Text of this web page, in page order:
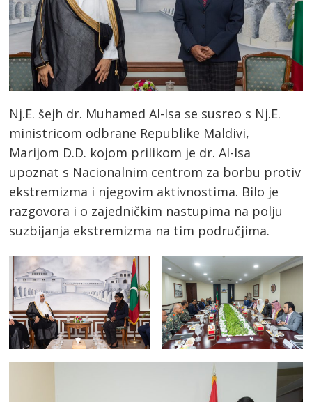
Nj.E. šejh dr. Muhamed Al-Isa se susreo s Nj.E.
ministricom odbrane Republike Maldivi,
Marijom D.D. kojom prilikom je dr. Al-Isa
upoznat s Nacionalnim centrom za borbu protiv
ekstremizma i njegovim aktivnostima. Bilo je
razgovora i o zajedničkim nastupima na polju
suzbijanja ekstremizma na tim područjima.